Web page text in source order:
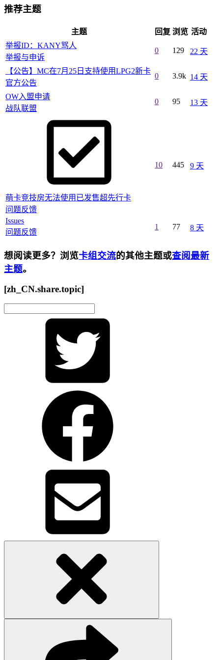
推荐主题
主题 回复 浏览 活动
举报ID：KANY骂人
举报与申诉
0 129 22 天
【公告】MC在7月25日支持使用LPG2新卡
官方公告
0 3.9k 14 天
OW入盟申请
战队联盟
0 95 13 天
萌卡竞技房无法使用已发售超先行卡
问题反馈
10 445 9 天
Issues
问题反馈
1 77 8 天
想阅读更多？浏览卡组交流的其他主题或查阅最新
主题。
[zh_CN.share.topic]